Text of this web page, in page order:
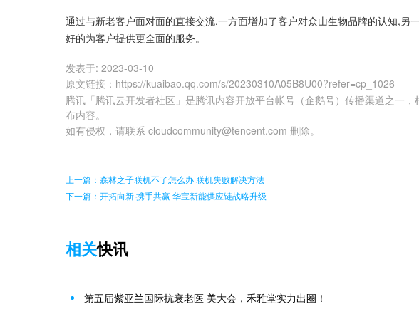
通过与新老客户面对面的直接交流,一方面增加了客户对众山生物品牌的认知,另
好的为客户提供更全面的服务。
发表于: 2023-03-10
原文链接 ： https://kuaibao.qq.com/s/20230310A05B8U00?refer=cp_1026
腾讯「腾讯云开发者社区」是腾讯内容开放平台帐号（企鹅号）传播渠道之一，
布内容。
如有侵权，请联系 cloudcommunity@tencent.com 删除。
上一篇：森林之子联机不了怎么办 联机失败解决方法
下一篇：开拓向新·携手共赢 华宝新能供应链战略升级
相关快讯
第五届紫亚兰国际抗衰老医 美大会，禾雅堂实力出圈！